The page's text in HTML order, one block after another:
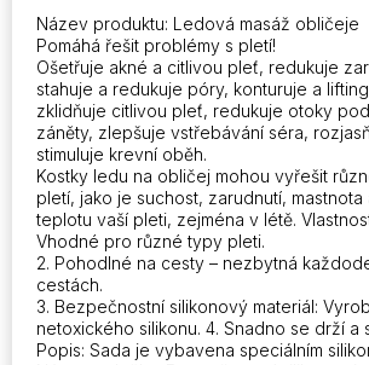
Shrink
Pores
množství
Název produktu: Ledová masáž obličeje
Pomáhá řešit problémy s pletí!
Ošetřuje akné a citlivou pleť, redukuje
stahuje a redukuje póry, konturuje a
zklidňuje citlivou pleť, redukuje otoky
záněty, zlepšuje vstřebávání séra,
stimuluje krevní oběh.
Kostky ledu na obličej mohou vyřešit
pletí, jako je suchost, zarudnutí, mastnota
teplotu vaší pleti, zejména v létě.
Vhodné pro různé typy pleti.
2. Pohodlné na cesty – nezbytná
cestách.
3. Bezpečnostní silikonový materiál:
netoxického silikonu. 4. Snadno se drží a
Popis: Sada je vybavena speciálním